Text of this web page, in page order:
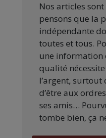
Nos articles
pensons que la
indépendante
toutes et tous.
une information
qualité
l’argent,
d’être aux
ses amis…
tombe bien, ça